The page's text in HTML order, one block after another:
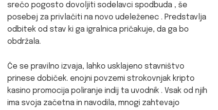
srečo pogosto dovoljiti sodelavci spodbuda , še
posebej za privlačiti na novo udeleženec . Predstavlja
odbitek od stav ki ga igralnica pričakuje, da ga bo
obdržala.
Če se pravilno izvaja, lahko usklajeno stavništvo
prinese dobiček. enojni povzemi strokovnjak kripto
kasino promocija poliranje indij ta uvodnik . Vsak od njih
ima svoja začetna in navodila, mnogi zahtevajo